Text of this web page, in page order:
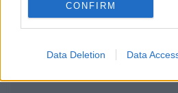
CONFIRM
Data Deletion Data